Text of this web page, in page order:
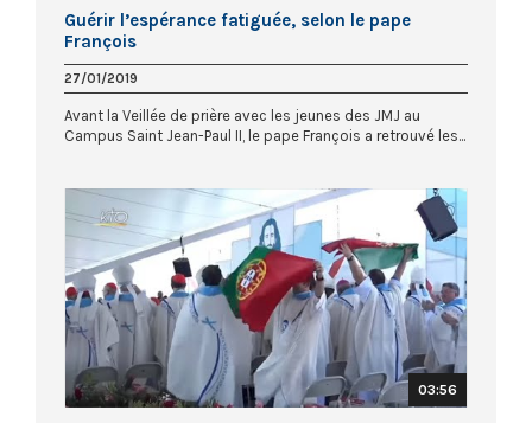
Guérir l’espérance fatiguée, selon le pape
François
27/01/2019
Avant la Veillée de prière avec les jeunes des JMJ au
Campus Saint Jean-Paul II, le pape François a retrouvé les...
03:56